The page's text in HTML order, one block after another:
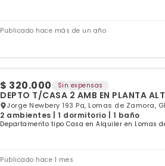
Publicado hace más de un año
$ 320.000 Sin expensas
DEPTO T/CASA 2 AMB EN PLANTA
Jorge Newbery 193 Pa, Lomas de Zamora,
2 ambientes | 1 dormitorio | 1 baño
Departamento tipo Casa en Alquiler en Lomas
Publicado hace 1 mes